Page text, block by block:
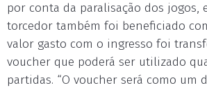
por conta da paralisação dos jogos,
torcedor também foi beneficiado
valor gasto com o ingresso foi
voucher que poderá ser utilizado
partidas. “O voucher será como um